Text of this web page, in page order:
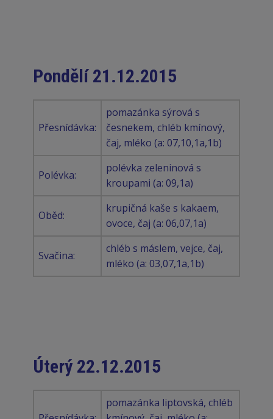
Pondělí 21.12.2015
Přesnídávka:
pomazánka sýrová s
česnekem, chléb kmínový,
čaj, mléko (a: 07,10,1a,1b)
Polévka:
polévka zeleninová s
kroupami (a: 09,1a)
Oběd:
krupičná kaše s kakaem,
ovoce, čaj (a: 06,07,1a)
Svačina:
chléb s máslem, vejce, čaj,
mléko (a: 03,07,1a,1b)
Úterý 22.12.2015
pomazánka liptovská, chléb